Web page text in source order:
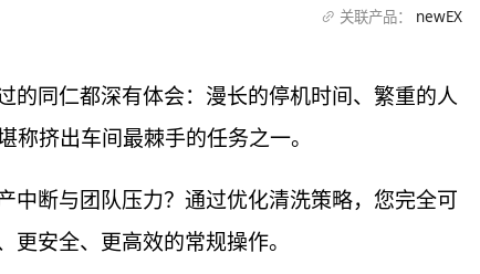
关联产品： newEX
的同仁都深有体会：漫长的停机时间、繁重的人
挤出车间最棘手的任务之一。
中断与团队压力？通过优化清洗策略，您完全可
安全、更高效的常规操作。